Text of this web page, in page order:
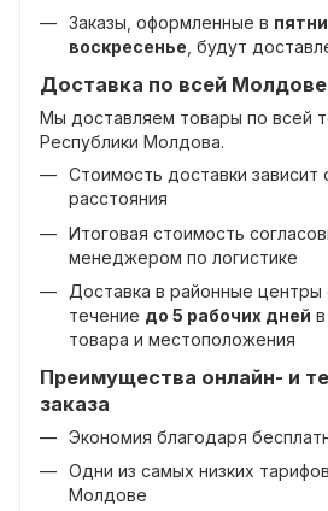
Заказы, оформленные в
воскресенье , будут
Доставка по всей Молдове
Мы доставляем товары по всей
Республики Молдова.
Стоимость доставки зависит
расстояния
Итоговая стоимость
менеджером по логистике
Доставка в районные центры
течение до 5 рабочих дней
товара и местоположения
Преимущества онлайн- и
заказа
Экономия благодаря
Одни из самых низких
Молдове